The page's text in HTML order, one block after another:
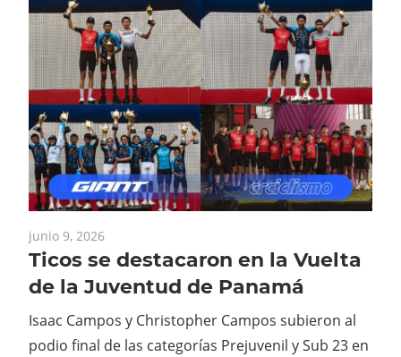
junio 9, 2026
Ticos se destacaron en la Vuelta
de la Juventud de Panamá
Isaac Campos y Christopher Campos subieron al
podio final de las categorías Prejuvenil y Sub 23 en